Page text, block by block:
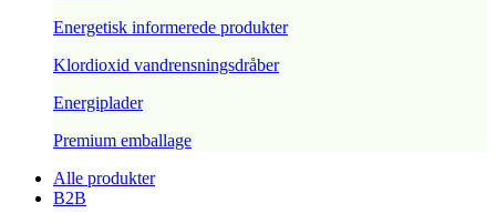
Energetisk informerede produkter
Klordioxid vandrensningsdråber
Energiplader
Premium emballage
Alle produkter
B2B